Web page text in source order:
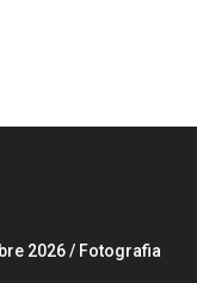
2026 / Fotografia